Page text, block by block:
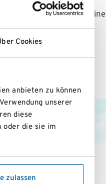
Cookies
anbieten zu können
unserer
diese
oder die sie im
zulassen
alles Gute und eine